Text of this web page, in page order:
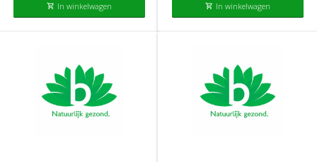
shopping_cart In winkelwagen shopping_cart In winkelwagen